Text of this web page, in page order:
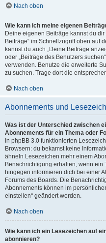
Nach oben
Wie kann ich meine eigenen
Deine eigenen Beiträge kannst du
Beiträge“ im Schnellzugriff oben auf
kannst du auch „Deine Beiträge
oder „Beiträge des Benutzers
verwenden. Benutze die erweiterte
zu suchen. Trage dort die
Nach oben
Abonnements und
Was ist der Unterschied zwischen
Abonnements für ein Thema oder
In phpBB 3.0 funktionierten
Browsern: du bekamst keine
ähneln Lesezeichen mehr einem
Benachrichtigung erhalten, wenn ein
hingegen informieren dich bei einer
Forums des Boards. Die
Abonnements können im
einstellen“ geändert werden.
Nach oben
Wie kann ich ein Lesezeichen auf
abonnieren?